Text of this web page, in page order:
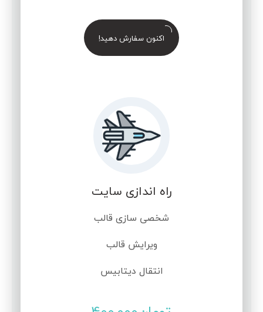
اکنون سفارش دهید!
راه اندازی سایت
شخصی سازی قالب
ویرایش قالب
انتقال دیتابیس